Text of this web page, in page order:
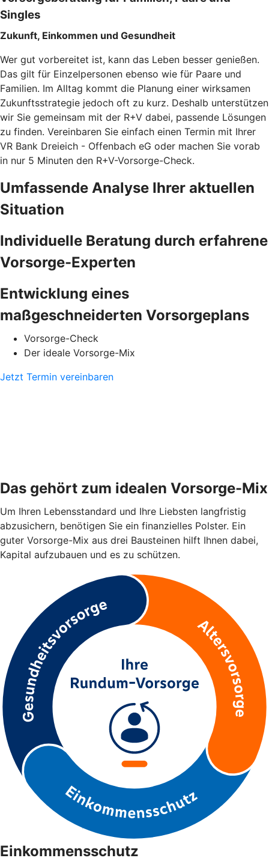
Singles
Zukunft, Einkommen und Gesundheit
Wer gut vorbereitet ist, kann das Leben besser genießen.
Das gilt für Einzelpersonen ebenso wie für Paare und
Familien. Im Alltag kommt die Planung einer wirksamen
Zukunftsstrategie jedoch oft zu kurz. Deshalb unterstützen
wir Sie gemeinsam mit der R+V dabei, passende Lösungen
zu finden. Vereinbaren Sie einfach einen Termin mit Ihrer
VR Bank Dreieich - Offenbach eG oder machen Sie vorab
in nur 5 Minuten den R+V-Vorsorge-Check.
Umfassende Analyse Ihrer aktuellen
Situation
Individuelle Beratung durch erfahrene
Vorsorge-Experten
Entwicklung eines
maßgeschneiderten Vorsorgeplans
Vorsorge-Check
Der ideale Vorsorge-Mix
Jetzt Termin vereinbaren
Das gehört zum idealen Vorsorge-Mix
Um Ihren Lebensstandard und Ihre Liebsten langfristig
abzusichern, benötigen Sie ein finanzielles Polster. Ein
guter Vorsorge-Mix aus drei Bausteinen hilft Ihnen dabei,
Kapital aufzubauen und es zu schützen.
Einkommensschutz